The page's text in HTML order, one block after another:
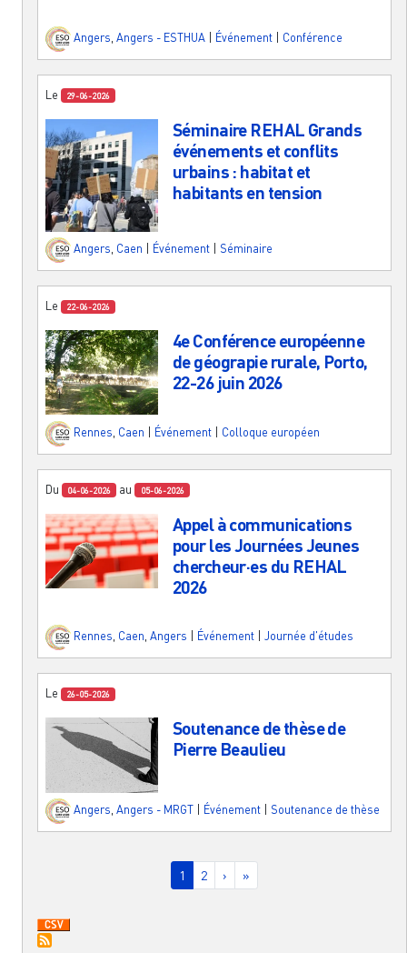
Angers Angers - ESTHUA Événement Conférence
Le 29-06-2026
Séminaire REHAL Grands
événements et conflits
urbains : habitat et
habitants en tension
Angers, Caen Événement Séminaire
Le 22-06-2026
4e Conférence européenne
de géograpie rurale, Porto,
22-26 juin 2026
Rennes Caen Événement Colloque européen
Du 04-06-2026 au 05-06-2026
Appel à communications
pour les Journées Jeunes
chercheur·es du REHAL
2026
Rennes Caen Angers Événement Journée d'études
Le 26-05-2026
Soutenance de thèse de
Pierre Beaulieu
Angers Angers - MRGT Événement Soutenance de thèse
Page courante
1 Page
2 Page suivante
› Dernière page
»